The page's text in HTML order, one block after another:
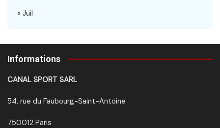
« Juil
Informations
CANAL SPORT SARL
54, rue du Faubourg-Saint-Antoine
750012 Paris